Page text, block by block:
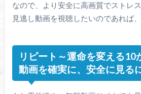
なので、より安全に高画質でストレ
見逃し動画を視聴したいのであれば
リピート～運命を変える10
動画を確実に、安全に見る